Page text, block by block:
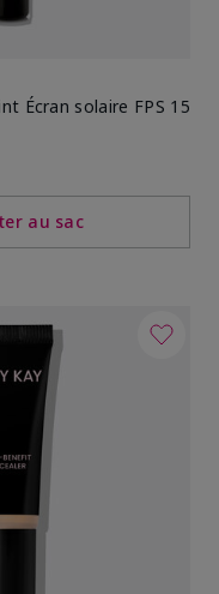
Écran solaire FPS 15
au sac